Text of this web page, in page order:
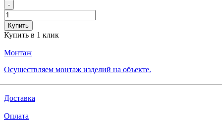
-
Купить
Купить в 1 клик
Монтаж
Осуществляем монтаж изделий на объекте.
Доставка
Оплата